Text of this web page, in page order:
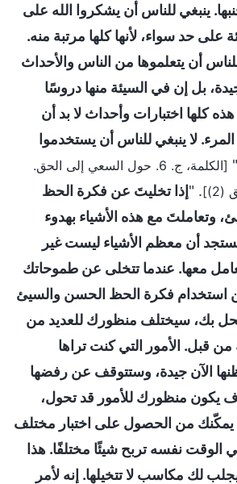
ينبغي للناس أن يشكروا الله على
على حد سواء، لأنها كلها مرتبة منه.
أن يتعلموها من الناس والأحداث
بل إن في السيئة منها دروسًا
كلها اختبارات وأحداث لا بد أن
لا ينبغي للناس أن يستخدموا
"
[الكلمة، ج. 6. حول السعي إلى الحق.
. "إذا تخليتَ عن فكرة الحظ
وتعاملتَ مع هذه الأشياء بهدوء
أن معظم الأشياء ليست غير
معها. عندما تتخلى عن طموحاتك
استخدام فكرة الحظ الحسن والسيئ
تحل بك، سيختلف منظورك للعديد من
من قبل. الأمور التي كنت تراها
الآن جيدة، وستتوقف عن رفضها
يكون منظورك للأمور قد تحول،
يمكّنك من الحصول على اختبار مختلف
الوقت نفسه تربح شيئًا مختلفًا. هذا
لك مكاسب لا تتخيلها. إنه لأمر